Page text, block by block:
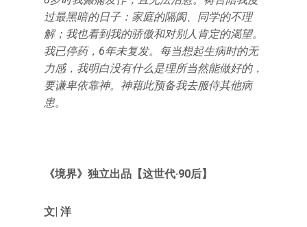
过最黑暗的日子：家庭的隔阂、同学的不理
解；我也看到我的骄傲和对别人肯定的渴望。
我已停药，6年未复发。每当想起生病时的无
力感，我明白没有什么是理所当然能做好的，
要谦卑依靠神。神藉此预备我去服侍其他病
患。
《境界》独立出品【这世代·90后】
文| 洋